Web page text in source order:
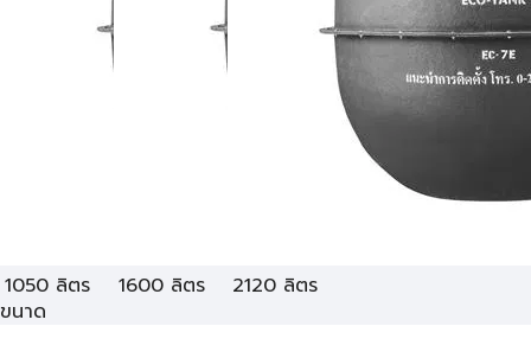
1050 ลิตร 1600 ลิตร
2120 ลิตร
ขนาด